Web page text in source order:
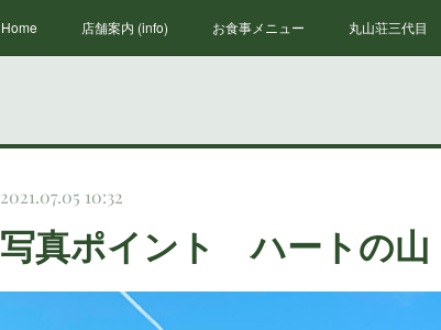
Home 店舗案内 (info) お食事メニュー 丸山荘三代目
2021.07.05 10:32
写真ポイント ハートの山